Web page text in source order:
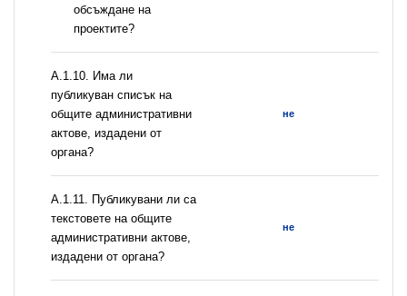
обсъждане на
проектите?
А.1.10. Има ли
публикуван списък на
общите административни
актове, издадени от
органа?
не
А.1.11. Публикувани ли са
текстовете на общите
административни актове,
издадени от органа?
не